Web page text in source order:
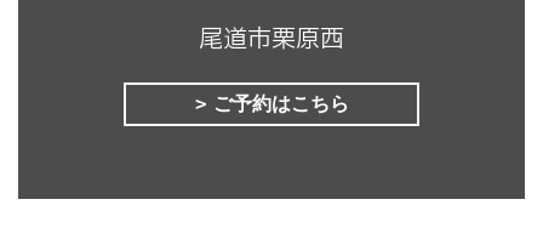
尾道市栗原西
ご予約はこちら